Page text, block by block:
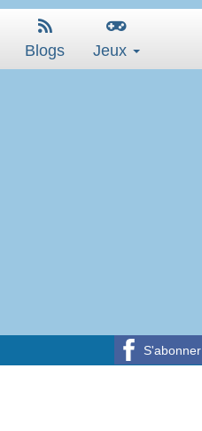
Blogs Jeux
S'abonner